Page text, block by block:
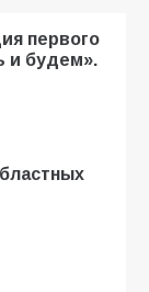
первого
и будем».